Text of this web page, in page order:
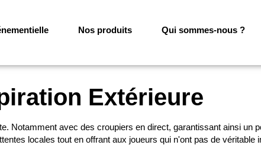
Nos produits Qui sommes-nous ?
Extérieure
Notamment avec des croupiers en direct, garantissant ainsi un
locales tout en offrant aux joueurs qui n'ont pas de véritable